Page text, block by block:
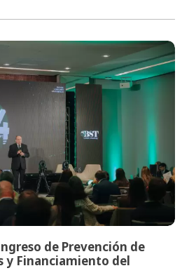
de Prevención de
y Financiamiento del